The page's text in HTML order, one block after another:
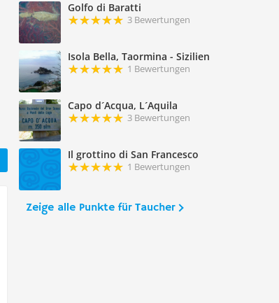
Golfo di Baratti
3 Bewertungen
Isola Bella, Taormina - Sizilien
1 Bewertungen
Capo d´Acqua, L´Aquila
3 Bewertungen
Il grottino di San Francesco
1 Bewertungen
Zeige alle Punkte für Taucher